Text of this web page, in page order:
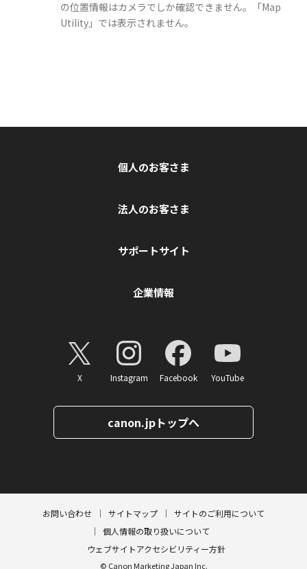
の位置情報はカメラでしか確認できません。「Map
Utility」では表示されません。
個人のお客さま
法人のお客さま
サポートサイト
企業情報
X Instagram Facebook YouTube
canon.jpトップへ
お問い合わせ サイトマップ
サイトのご利用について
個人情報の取り扱いについて
ウェブサイトアクセシビリティー方針
© Canon Marketing Japan Inc.